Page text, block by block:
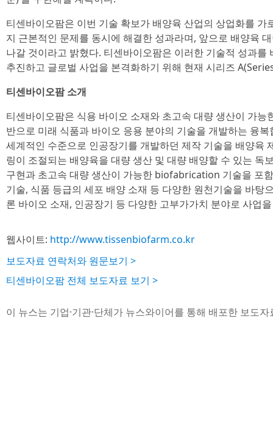
티센바이오팜은 이번 기술 확보가 배양육 산업의 상업화를
지 근본적인 문제를 동시에 해결한 성과라며, 앞으로 배양육
나갈 것이라고 밝혔다. 티센바이오팜은 이러한 기술적 성과
추진하고 글로벌 사업을 본격화하기 위해 현재 시리즈
티센바이오팜 소개
티센바이오팜은 식용 바이오 소재와 초고속 대량 생산이 가
반으로 미래 식품과 바이오 응용 분야의 기술을 개발하는 융
세계적인 수준으로 인공장기를 개발하던 제작 기술을 배양육
링이 조절되는 배양육을 대량 생산 및 대량 배양할 수 있는 독
구현과 초고속 대량 생산이 가능한 biofabrication 기술을 포
기술, 식품 등급의 세포 배양 소재 등 다양한 원천기술을 바탕
론 바이오 소재, 인공장기 등 다양한 고부가가치 분야로 사업
웹사이트: http://www.tissenbiofarm.co.kr
보도자료 연락처와 원문보기 >
티센바이오팜 전체 보도자료 보기 >
이 뉴스는 기업·기관·단체가 뉴스와이어를 통해 배포한 보도